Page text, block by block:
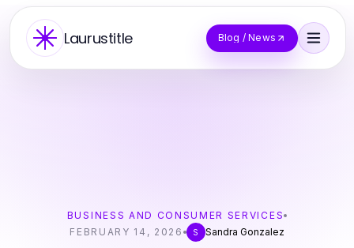
Laurustitle Blog / News
BUSINESS AND CONSUMER SERVICES
FEBRUARY 14, 2026
S Sandra Gonzalez